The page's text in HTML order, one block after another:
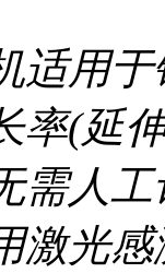
适用
率(延
需人
激光